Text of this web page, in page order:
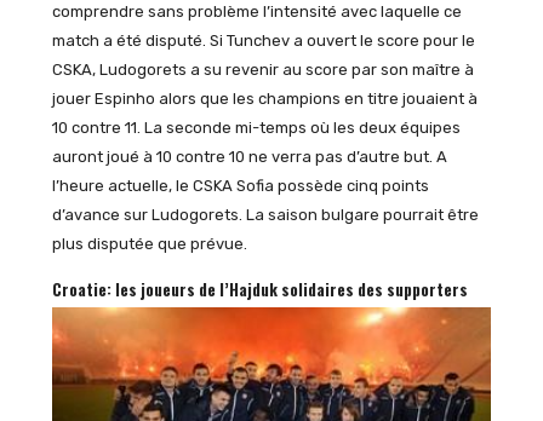
comprendre sans problème l’intensité avec laquelle ce
match a été disputé. Si Tunchev a ouvert le score pour le
CSKA, Ludogorets a su revenir au score par son maître à
jouer Espinho alors que les champions en titre jouaient à
10 contre 11. La seconde mi-temps où les deux équipes
auront joué à 10 contre 10 ne verra pas d’autre but. A
l’heure actuelle, le CSKA Sofia possède cinq points
d’avance sur Ludogorets. La saison bulgare pourrait être
plus disputée que prévue.
Croatie: les joueurs de l’Hajduk solidaires des supporters